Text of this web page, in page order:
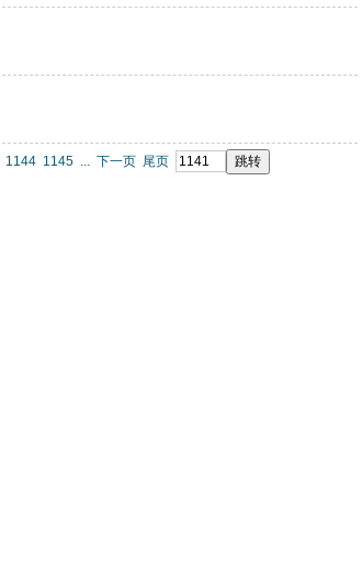
1144 1145 ... 下一页 尾页